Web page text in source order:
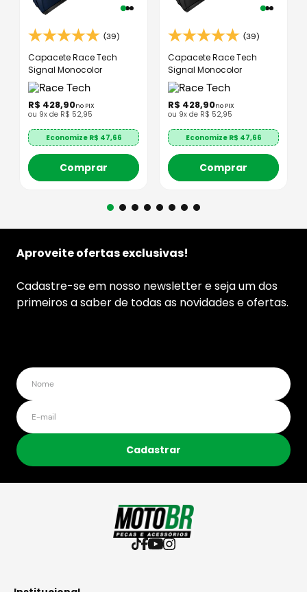
(39)
Capacete Race Tech
Signal Monocolor
R$ 428,90no PIX
ou 9x de R$ 52,95
Economize R$ 47,66
Comprar
(39)
Capacete Race Tech
Signal Monocolor
R$ 428,90no PIX
ou 9x de R$ 52,95
Economize R$ 47,66
Comprar
Aproveite ofertas exclusivas!
Cadastre-se em nosso newsletter e seja um dos
primeiros a saber de todas as novidades e ofertas.
Cadastrar